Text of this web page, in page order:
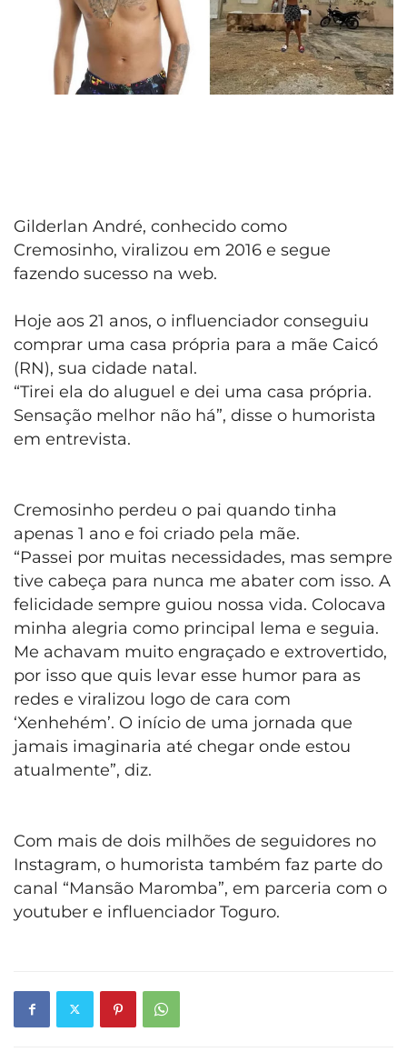
Gilderlan André, conhecido como
Cremosinho, viralizou em 2016 e segue
fazendo sucesso na web.
Hoje aos 21 anos, o influenciador conseguiu
comprar uma casa própria para a mãe Caicó
(RN), sua cidade natal.
“Tirei ela do aluguel e dei uma casa própria.
Sensação melhor não há”, disse o humorista
em entrevista.
Cremosinho perdeu o pai quando tinha
apenas 1 ano e foi criado pela mãe.
“Passei por muitas necessidades, mas sempre
tive cabeça para nunca me abater com isso. A
felicidade sempre guiou nossa vida. Colocava
minha alegria como principal lema e seguia.
Me achavam muito engraçado e extrovertido,
por isso que quis levar esse humor para as
redes e viralizou logo de cara com
‘Xenhehém’. O início de uma jornada que
jamais imaginaria até chegar onde estou
atualmente”, diz.
Com mais de dois milhões de seguidores no
Instagram, o humorista também faz parte do
canal “Mansão Maromba”, em parceria com o
youtuber e influenciador Toguro.